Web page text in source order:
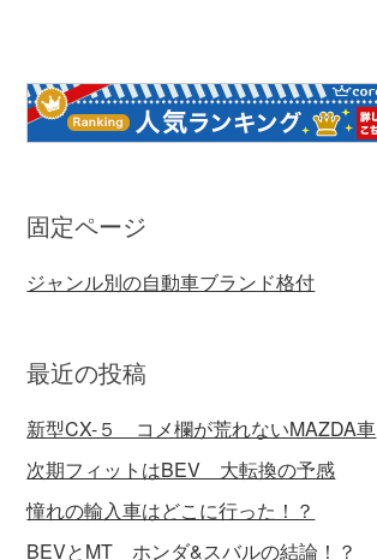
固定ページ
ジャンル別の自動車ブランド格付
最近の投稿
新型CX-５ コメ欄が荒れないMAZDA車
次期フィットはBEV 大転換の予感
憧れの輸入車はどこに行った！？
BEVとMT ホンダ&スバルの結論！？